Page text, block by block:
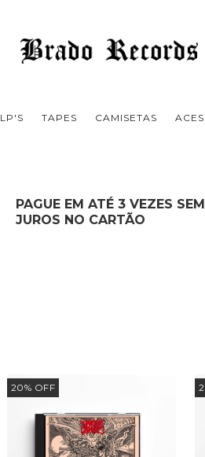
LP'S TAPES CAMISETAS
PAGUE EM ATÉ 3 VEZES SEM
JUROS NO CARTÃO
20% OFF